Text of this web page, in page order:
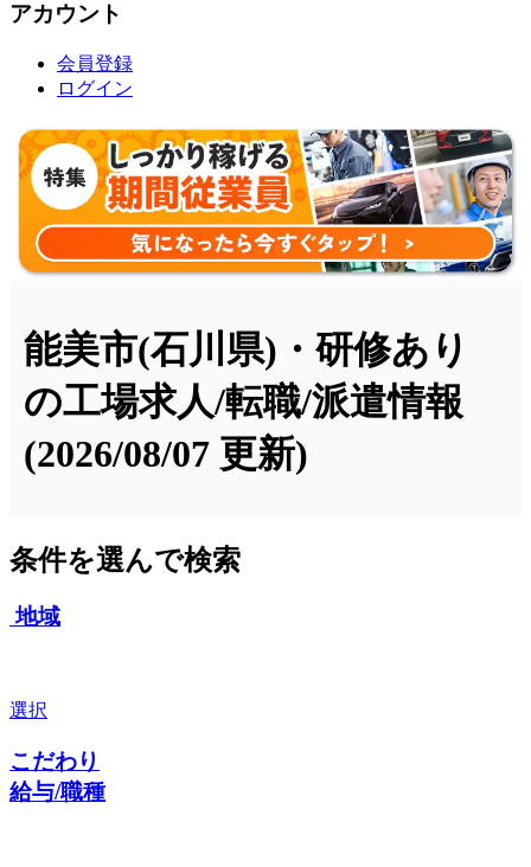
アカウント
会員登録
ログイン
能美市(石川県)・研修あり
の工場求人/転職/派遣情報
(2026/08/07 更新)
条件を選んで検索
地域
選択
こだわり
給与/職種